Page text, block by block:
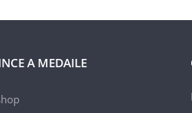
A MEDAILE